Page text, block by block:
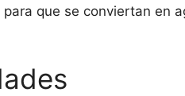
que se conviertan en